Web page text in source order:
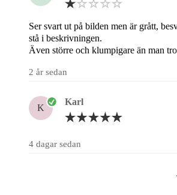
Ser svart ut på bilden men är grått,
stå i beskrivningen.
Även större och klumpigare än man
2 år sedan
K
Karl
4 dagar sedan